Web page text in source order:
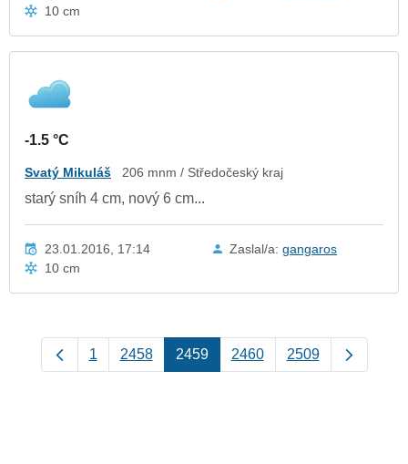
10 cm
-1.5 °C
Svatý Mikuláš 206 mnm / Středočeský kraj
starý sníh 4 cm, nový 6 cm...
23.01.2016, 17:14 Zaslal/a: gangaros
10 cm
1 2458 2459 2460 2509